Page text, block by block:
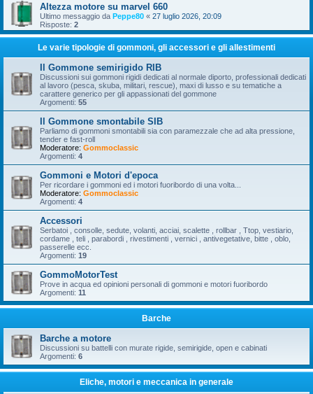
Altezza motore su marvel 660
Ultimo messaggio da Peppe80 « 27 luglio 2026, 20:09
Risposte: 2
Le varie tipologie di gommoni, gli accessori e gli allestimenti
Il Gommone semirigido RIB
Discussioni sui gommoni rigidi dedicati al normale diporto, professionali dedicati
al lavoro (pesca, skuba, militari, rescue), maxi di lusso e su tematiche a
carattere generico per gli appassionati del gommone
Argomenti: 55
Il Gommone smontabile SIB
Parliamo di gommoni smontabili sia con paramezzale che ad alta pressione,
tender e fast-roll
Moderatore: Gommoclassic
Argomenti: 4
Gommoni e Motori d'epoca
Per ricordare i gommoni ed i motori fuoribordo di una volta...
Moderatore: Gommoclassic
Argomenti: 4
Accessori
Serbatoi , consolle, sedute, volanti, acciai, scalette , rollbar , Ttop, vestiario,
cordame , teli , parabordi , rivestimenti , vernici , antivegetative, bitte , oblo,
passerelle ecc.
Argomenti: 19
GommoMotorTest
Prove in acqua ed opinioni personali di gommoni e motori fuoribordo
Argomenti: 11
Barche
Barche a motore
Discussioni su battelli con murate rigide, semirigide, open e cabinati
Argomenti: 6
Eliche, motori e meccanica in generale